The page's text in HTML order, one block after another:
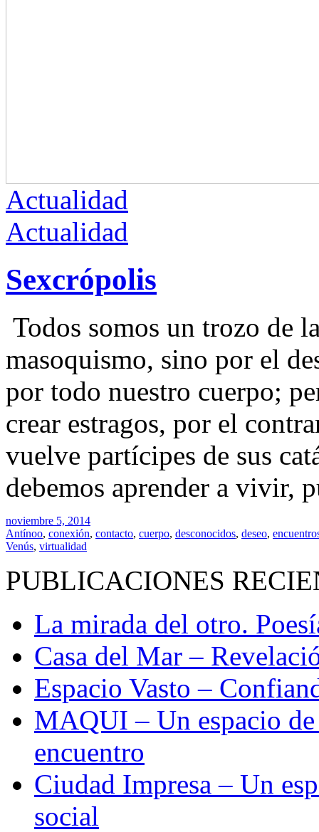
Actualidad
Actualidad
Sexcrópolis
Todos somos un trozo de
masoquismo, sino por el
por todo nuestro cuerpo;
crear estragos, por el
vuelve partícipes de sus
debemos aprender a vivir,
noviembre 5, 2014
Antínoo, conexión, contacto, cuerpo, desconocidos, deseo,
Venús, virtualidad
PUBLICACIONES
La mirada del otro.
Casa del Mar –
Espacio Vasto –
MAQUI – Un espacio
encuentro
Ciudad Impresa – Un
social